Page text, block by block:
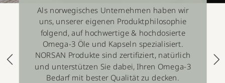
Als norwegisches Unternehmen haben wir
uns, unserer eigenen Produktphilosophie
folgend, auf hochwertige & hochdosierte
Omega-3 Öle und Kapseln spezialisiert.
NORSAN Produkte sind zertifiziert, natürlich
und unterstützen Sie dabei, Ihren Omega-3
Bedarf mit bester Qualität zu decken.